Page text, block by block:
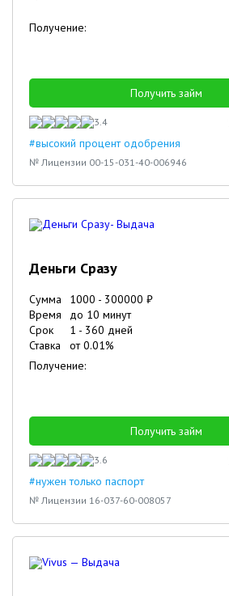
Получение:
Получить займ
3.4
#высокий процент одобрения
№ Лицензии 00-15-031-40-006946
Деньги Сразу
Сумма 1000 - 300000 ₽
Время
до 10 минут
Срок
1 - 360 дней
Ставка
от0.01%
Получение:
Получить займ
3.6
#нужен только паспорт
№ Лицензии 16-037-60-008057